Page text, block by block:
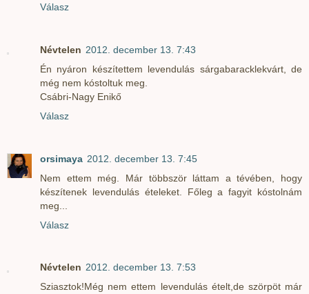
Válasz
Névtelen 2012. december 13. 7:43
Én nyáron készítettem levendulás sárgabaracklekvárt, de
még nem kóstoltuk meg.
Csábri-Nagy Enikő
Válasz
orsimaya 2012. december 13. 7:45
Nem ettem még. Már többször láttam a tévében, hogy
készítenek levendulás ételeket. Főleg a fagyit kóstolnám
meg...
Válasz
Névtelen 2012. december 13. 7:53
Sziasztok!Még nem ettem levendulás ételt,de szörpöt már